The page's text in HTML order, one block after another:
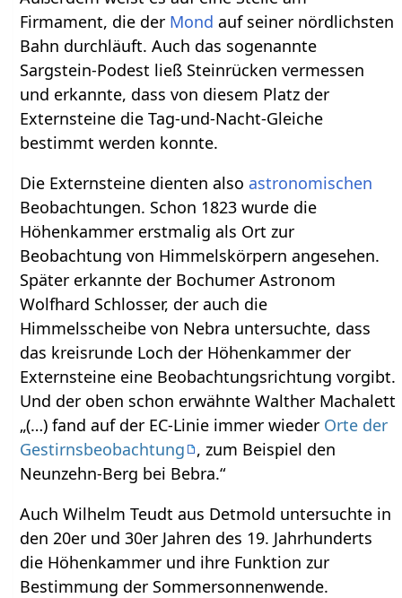
Firmament, die der Mond auf seiner nördlichsten
Bahn durchläuft. Auch das sogenannte
Sargstein-Podest ließ Steinrücken vermessen
und erkannte, dass von diesem Platz der
Externsteine die Tag-und-Nacht-Gleiche
bestimmt werden konnte.
Die Externsteine dienten also astronomischen
Beobachtungen. Schon 1823 wurde die
Höhenkammer erstmalig als Ort zur
Beobachtung von Himmelskörpern angesehen.
Später erkannte der Bochumer Astronom
Wolfhard Schlosser, der auch die
Himmelsscheibe von Nebra untersuchte, dass
das kreisrunde Loch der Höhenkammer der
Externsteine eine Beobachtungsrichtung vorgibt.
Und der oben schon erwähnte Walther Machalett
„(…) fand auf der EC-Linie immer wieder Orte der
Gestirnsbeobachtung
, zum Beispiel den
Neunzehn-Berg bei Bebra.“
Auch Wilhelm Teudt aus Detmold untersuchte in
den 20er und 30er Jahren des 19. Jahrhunderts
die Höhenkammer und ihre Funktion zur
Bestimmung der Sommersonnenwende.